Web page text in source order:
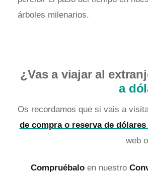
árboles milenarios.
¿Vas a viajar al
a
Os recordamos que si vais a
de compra o reserva de
web
Compruébaloen nuestro